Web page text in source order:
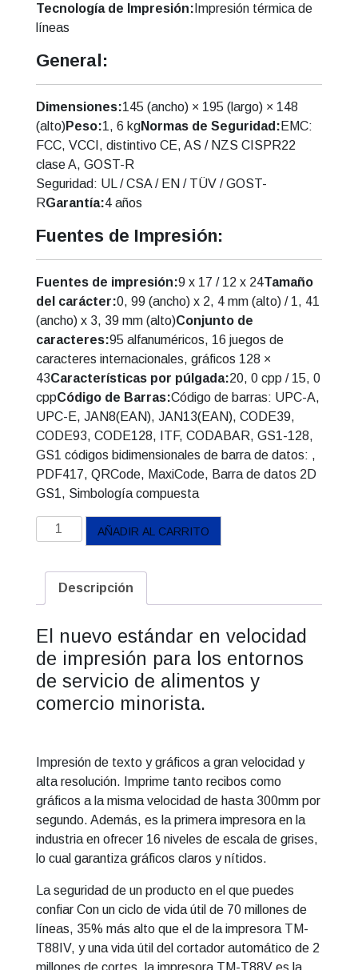
Tecnología de Impresión: Impresión térmica de
líneas
General:
Dimensiones:145 (ancho) × 195 (largo) × 148
(alto)Peso:1, 6 kgNormas de Seguridad: EMC:
FCC, VCCI, distintivo CE, AS / NZS CISPR22
clase A, GOST-R
Seguridad: UL / CSA / EN / TÜV / GOST-
RGarantía:4 años
Fuentes de Impresión:
Fuentes de impresión:9 x 17 / 12 x 24Tamaño
del carácter:0, 99 (ancho) x 2, 4 mm (alto) / 1, 41
(ancho) x 3, 39 mm (alto)Conjunto de
caracteres:95 alfanuméricos, 16 juegos de
caracteres internacionales, gráficos 128 ×
43Características por púlgada:20, 0 cpp / 15, 0
cppCódigo de Barras:Código de barras: UPC-A,
UPC-E, JAN8(EAN), JAN13(EAN), CODE39,
CODE93, CODE128, ITF, CODABAR, GS1-128,
GS1 códigos bidimensionales de barra de datos: ,
PDF417, QRCode, MaxiCode, Barra de datos 2D
GS1, Simbología compuesta
Impresora
Termica
POS
TMT-
VI-
VII
-
USB
AÑADIR AL CARRITO
Descripción
El nuevo estándar en velocidad
de impresión para los entornos
de servicio de alimentos y
comercio minorista.
Impresión de texto y gráficos a gran velocidad y
alta resolución. Imprime tanto recibos como
gráficos a la misma velocidad de hasta 300mm por
segundo. Además, es la primera impresora en la
industria en ofrecer 16 niveles de escala de grises,
lo cual garantiza gráficos claros y nítidos.
La seguridad de un producto en el que puedes
confiar Con un ciclo de vida útil de 70 millones de
líneas, 35% más alto que el de la impresora TM-
T88IV, y una vida útil del cortador automático de 2